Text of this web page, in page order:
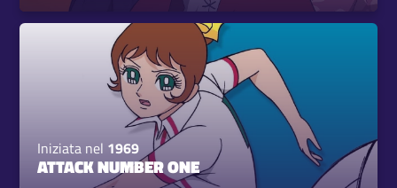
Iniziata nel 1969
ATTACK NUMBER ONE